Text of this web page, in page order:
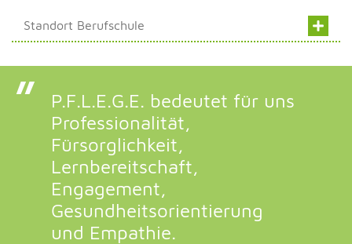
Standort Berufschule
P.F.L.E.G.E. bedeutet für uns
Professionalität,
Fürsorglichkeit,
Lernbereitschaft,
Engagement,
Gesundheitsorientierung
und Empathie.